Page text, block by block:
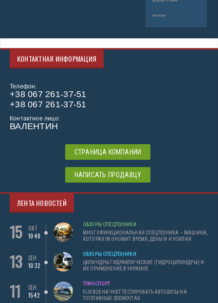
автокран
КОНТАКТНАЯ ИНФОРМАЦИЯ
Телефон:
+38 067 261-37-51
+38 067 261-37-51
Контактное лицо:
ВАЛЕНТИН
СТРАНИЦА КОМПАНИИ
НАПИСАТЬ ПРОДАВЦУ
ЛЕНТА НОВОСТЕЙ
15
ОКТ
10:48
ОБЗОРЫ СПЕЦТЕХНИКИ
МНОГОФУНКЦИОНАЛЬНАЯ СПЕЦТЕХНИКА – МАШИНА,
КОТОРАЯ ЭКОНОМИТ ВРЕМЯ, ДЕНЬГИ И УСИЛИЯ
13
СЕН
10:32
ОБЗОРЫ СПЕЦТЕХНИКИ
ЦИЛИНДРЫ ГИДРАВЛИЧЕСКИЕ (ГИДРОЦИЛИНДРЫ) И
ИХ ПРИМЕНЕНИЕ В УКРАИНЕ
11
СЕН
15:42
ТРАНСПОРТ
FLIXBUS НАЧНЕТ ТЕСТИРОВАТЬ АВТОБУСЫ НА
ТОПЛИВНЫХ ЭЛЕМЕНТАХ